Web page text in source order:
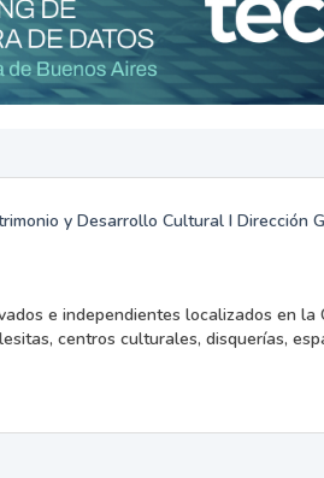
y Desarrollo Cultural I Dirección
e independientes localizados en la
centros culturales, disquerías,